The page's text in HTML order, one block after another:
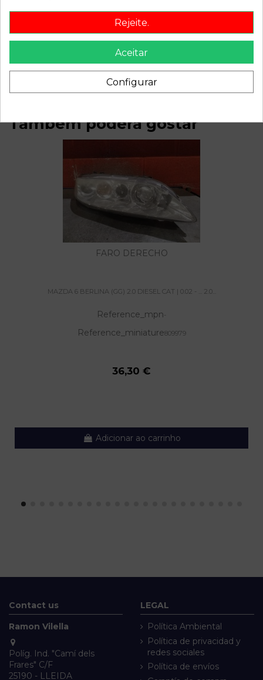
Recambio de cerradura puerta trasera derecha para mazda
6 berlina (gg) 2.0 diesel cat | 0.02 - ... 2.0 diesel cat | 0.02 - ...
referencia OEM IAM
Também poderá gostar
FARO DERECHO
MAZDA 6 BERLINA (GG) 2.0 DIESEL CAT | 0.02 - ... 2.0...
Reference_mpn-
Reference_miniature809979
36,30 €
Adicionar ao carrinho
Contact us
Ramon Vilella
Políg. Ind. "Camí dels
Frares" C/F
25190 - LLEIDA
LEGAL
Política Ambiental
Política de privacidad y
redes sociales
Política de envíos
Rejeite.
Aceitar
Configurar